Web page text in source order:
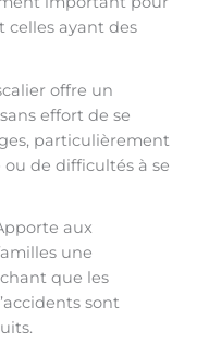
celles ayant des
offre un
effort de se
particulièrement
de difficultés à se
aux
une
que les
sont